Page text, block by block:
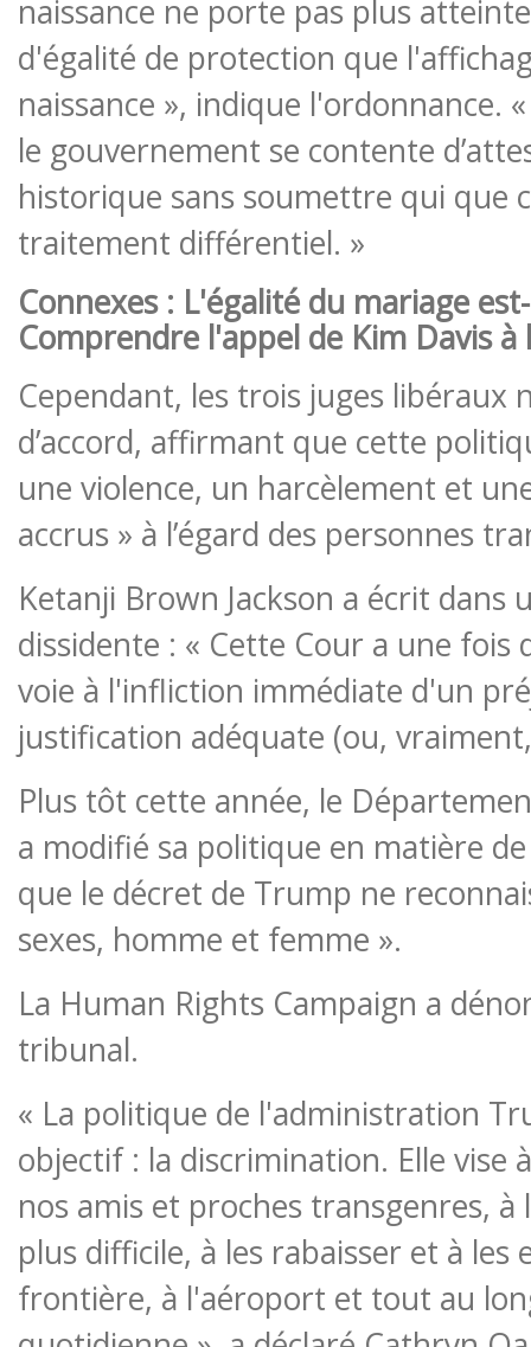
naissance ne porte pas plus
d'égalité de protection que
naissance », indique l'ordonnance.
le gouvernement se contente
historique sans soumettre qui que
traitement différentiel. »
Connexes : L'égalité du mariage
Comprendre l'appel de Kim Davis
Cependant, les trois juges libéraux
d’accord, affirmant que cette
une violence, un harcèlement et
accrus » à l’égard des personnes
Ketanji Brown Jackson a écrit dans
dissidente : « Cette Cour a une fois
voie à l'infliction immédiate d'un
justification adéquate (ou,
Plus tôt cette année, le
a modifié sa politique en matière
que le décret de Trump ne
sexes, homme et femme ».
La Human Rights Campaign a
tribunal.
« La politique de l'administration
objectif : la discrimination. Elle vise
nos amis et proches transgenres, à
plus difficile, à les rabaisser et à les
frontière, à l'aéroport et tout au